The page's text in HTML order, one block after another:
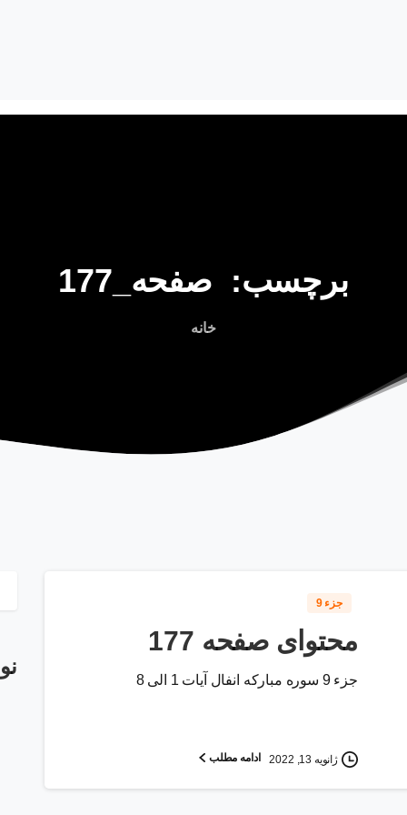
برچسب: صفحه_177
خانه
جزء 9
محتوای صفحه 177
جزء 9 سوره مبارکه انفال آیات 1 الی 8
ژانویه 13, 2022 ادامه مطلب